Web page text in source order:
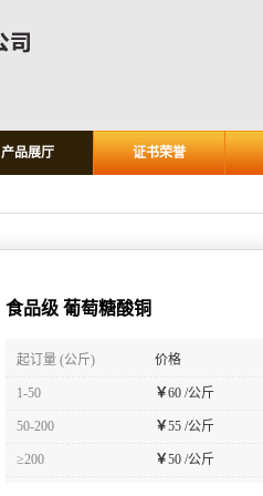
产品展厅 证书荣誉
食品级 葡萄糖酸铜
起订量 (公斤) 价格
1-50 ￥60 /公斤
50-200 ￥55 /公斤
≥200 ￥50 /公斤